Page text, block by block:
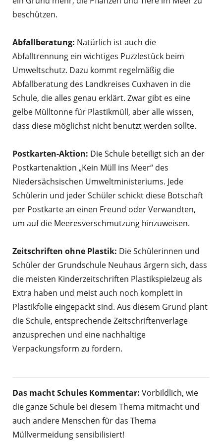
beschützen.
Abfallberatung: Natürlich ist auch die
Abfalltrennung ein wichtiges Puzzlestück beim
Umweltschutz. Dazu kommt regelmäßig die
Abfallberatung des Landkreises Cuxhaven in die
Schule, die alles genau erklärt. Zwar gibt es eine
gelbe Mülltonne für Plastikmüll, aber alle wissen,
dass diese möglichst nicht benutzt werden sollte.
Postkarten-Aktion: Die Schule beteiligt sich an der
Postkartenaktion „Kein Müll ins Meer“ des
Niedersächsischen Umweltministeriums. Jede
Schülerin und jeder Schüler schickt diese Botschaft
per Postkarte an einen Freund oder Verwandten,
um auf die Meeresverschmutzung hinzuweisen.
Zeitschriften ohne Plastik: Die Schülerinnen und
Schüler der Grundschule Neuhaus ärgern sich, dass
die meisten Kinderzeitschriften Plastikspielzeug als
Extra haben und meist auch noch komplett in
Plastikfolie eingepackt sind. Aus diesem Grund plant
die Schule, entsprechende Zeitschriftenverlage
anzusprechen und eine nachhaltige
Verpackungsform zu fordern.
Das macht Schules Kommentar: Vorbildlich, wie
die ganze Schule bei diesem Thema mitmacht und
auch andere Menschen für das Thema
Müllvermeidung sensibilisiert!